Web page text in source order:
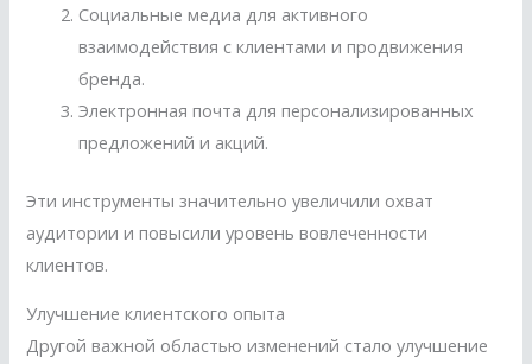
Социальные медиа для активного
взаимодействия с клиентами и продвижения
бренда.
Электронная почта для персонализированных
предложений и акций.
Эти инструменты значительно увеличили охват
аудитории и повысили уровень вовлеченности
клиентов.
Улучшение клиентского опыта
Другой важной областью изменений стало улучшение